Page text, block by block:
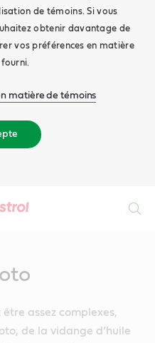
de témoins. Si vous
obtenir davantage de
vos préférences en matière
matière de témoins
assez complexes,
de la vidange d’huile